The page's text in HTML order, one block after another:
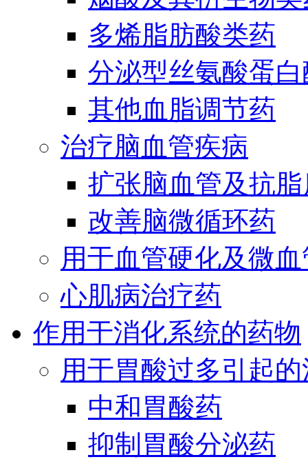
多烯脂肪酸类药
分泌型丝氨酸蛋
其他血脂调节药
治疗脑血管疾病
扩张脑血管及抗
改善脑微循环药
用于血管硬化及微
心肌病治疗药
作用于消化系统的药物
用于胃酸过多引起
中和胃酸药
抑制胃酸分泌药